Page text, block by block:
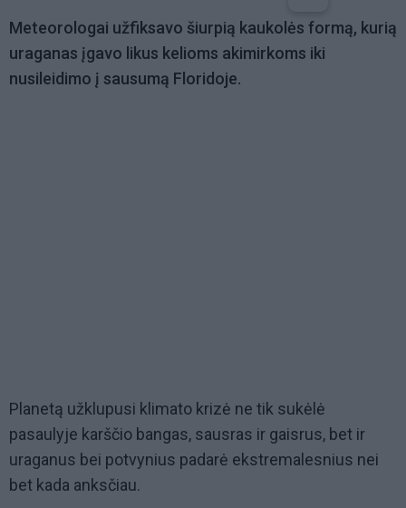
Meteorologai užfiksavo šiurpią kaukolės formą, kurią
uraganas įgavo likus kelioms akimirkoms iki
nusileidimo į sausumą Floridoje.
Planetą užklupusi klimato krizė ne tik sukėlė
pasaulyje karščio bangas, sausras ir gaisrus, bet ir
uraganus bei potvynius padarė ekstremalesnius nei
bet kada anksčiau.